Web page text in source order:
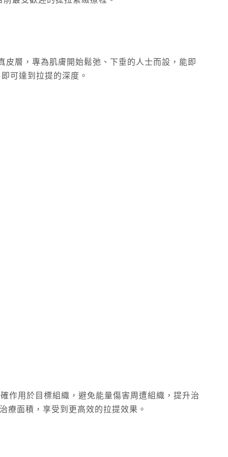
層，專為肌膚開始鬆弛、下垂的人士而設，能即
可達到拉提的深度。
作用於目標組織，避免能量傷害周遭組織，提升治
療面積，享受到更高效的拉提效果。